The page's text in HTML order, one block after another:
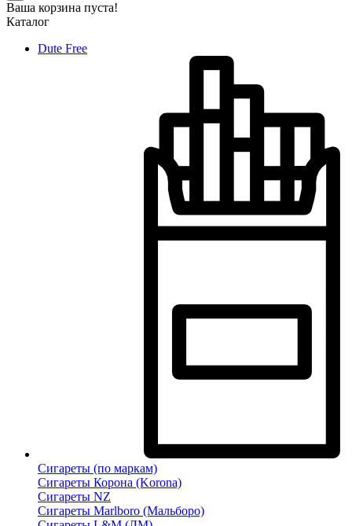
Ваша корзина пуста!
Каталог
Dute Free
Сигареты (по маркам)
Сигареты Корона (Korona)
Сигареты NZ
Сигареты Marlboro (Мальборо)